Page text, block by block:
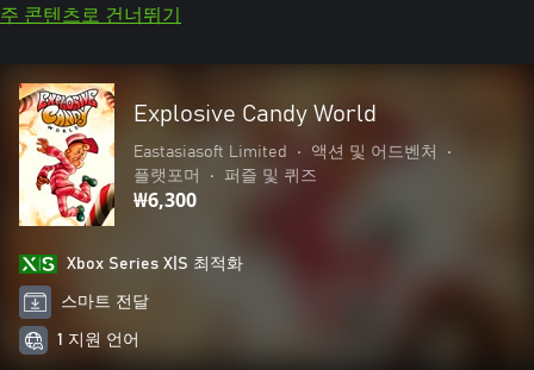
주 콘텐츠로 건너뛰기
Explosive Candy World
Eastasiasoft Limited • 액션 및 어드벤처
•
플랫포머
• 퍼즐 및 퀴즈
₩6,300
Xbox Series X|S 최적화
스마트 전달
1 지원 언어